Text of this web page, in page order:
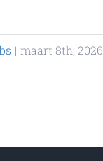
| maart 8th, 2026